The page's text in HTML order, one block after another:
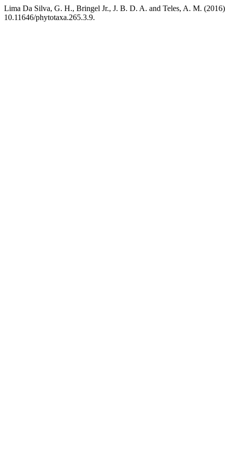
Lima Da Silva, G. H., Bringel Jr., J. B. D. A. and Teles, A. M.
10.11646/phytotaxa.265.3.9.